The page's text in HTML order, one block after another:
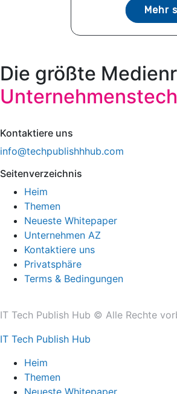
Mehr
Die größte
Kontaktiere uns
info@techpublishhhub.com
Seitenverzeichnis
Heim
Themen
Neueste Whitepaper
Unternehmen AZ
Kontaktiere uns
Privatsphäre
Terms & Bedingungen
IT Tech Publish Hub © Alle Rechte
IT Tech Publish Hub
Heim
Themen